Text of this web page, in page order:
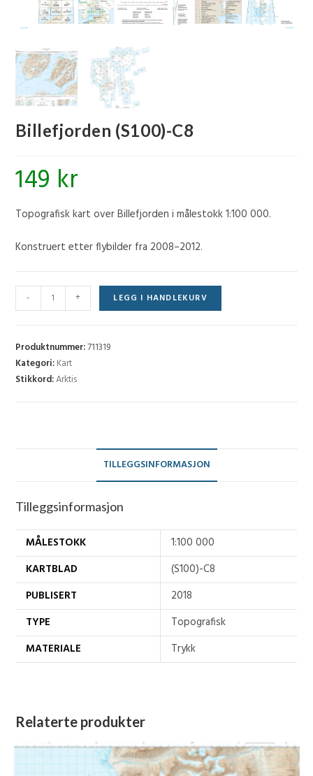
Billefjorden (S100)-C8
149 kr
Topografisk kart over Billefjorden i målestokk 1:100 000.
Konstruert etter flybilder fra 2008–2012.
Billefjorden
(S100)-
antall
- + LEGG I HANDLEKURV
Produktnummer:711319
Kategori:Kart
Stikkord:Arktis
TILLEGGSINFORMASJON
Tilleggsinformasjon
MÅLESTOKK
1:100 000
KARTBLAD
(S100)-C8
PUBLISERT
2018
TYPE
Topografisk
MATERIALE
Trykk
Relaterte produkter